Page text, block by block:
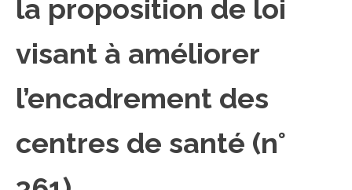
la proposition de loi
visant à améliorer
l’encadrement des
centres de santé (n°